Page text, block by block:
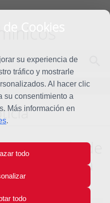
Cookies
su experiencia de
tráfico y mostrarle
Al hacer clic
su consentimiento a
Más información en
.
todo
todo
VI Jornada de
de la
Bética